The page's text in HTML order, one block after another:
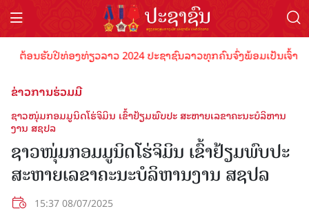
ອນຮັບປີທ່ອງທ່ຽວລາວ 2024 ປະຊາຊົນລາວທຸກຄົນຈົ່ງພ້ອມເປັນເຈົ້າພາ
ຂ່າວການຮ່ວມມື
ຊາວໜຸ່ມກອມມູນິດໂຮ່ຈິມິນ ເຂົ້າຢ້ຽມພົບປະ ສະຫາຍເລຂາຄະນະບໍລິຫານ
ງານ ສຊປລ
ຊາວໜຸ່ມກອມມູນິດໂຮ່ຈິມິນ ເຂົ້າຢ້ຽມພົບປະ
ສະຫາຍເລຂາຄະນະບໍລິຫານງານ ສຊປລ
15:37 08/07/2025